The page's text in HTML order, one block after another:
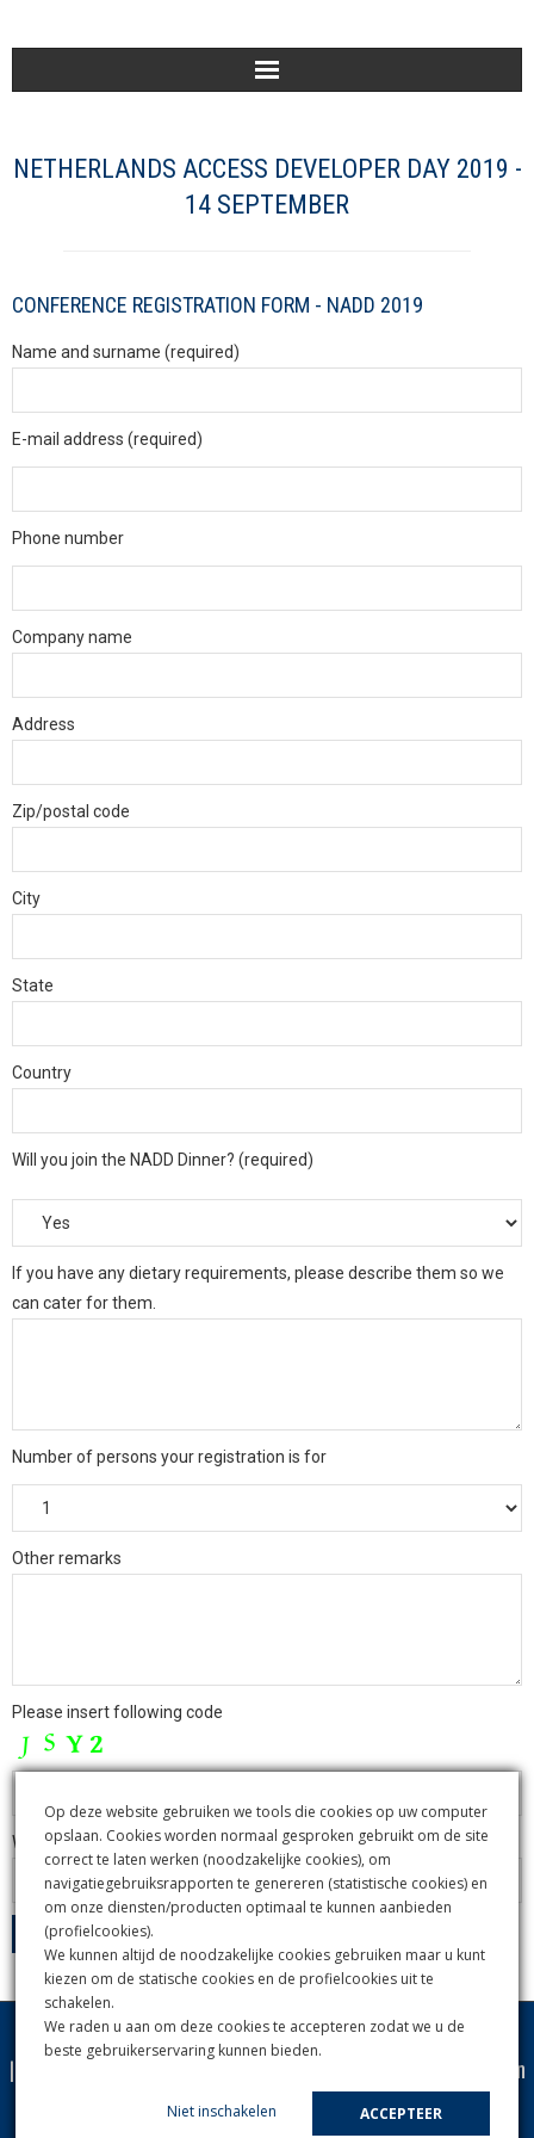
Voor wie
Diensten
Producten
088 – 638 96 75
NETHERLANDS ACCESS DEVELOPER DAY 2019 -
14 SEPTEMBER
CONFERENCE REGISTRATION FORM - NADD 2019
Name and surname (required)
E-mail address (required)
Phone number
Company name
Address
Zip/postal code
City
State
Country
Will you join the NADD Dinner? (required)
If you have any dietary requirements, please describe them so we
can cater for them.
Number of persons your registration is for
Other remarks
Please insert following code
What do people wear in the Netherlands, clogs or cowboy boots?
Privacy- en
cookie beleid
Op deze website gebruiken we tools die cookies op uw computer
opslaan. Cookies worden normaal gesproken gebruikt om de site
correct te laten werken (noodzakelijke cookies), om
navigatiegebruiksrapporten te genereren (statistische cookies) en
om onze diensten/producten optimaal te kunnen aanbieden
(profielcookies).
We kunnen altijd de noodzakelijke cookies gebruiken maar u kunt
kiezen om de statische cookies en de profielcookies uit te
schakelen.
We raden u aan om deze cookies te accepteren zodat we u de
beste gebruikerservaring kunnen bieden.
ACCEPTEER
Niet inschakelen